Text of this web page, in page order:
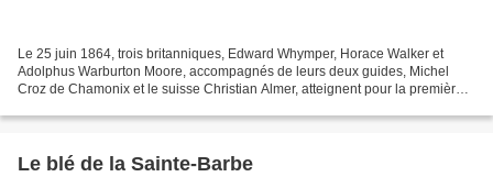
Le 25 juin 1864, trois britanniques, Edward Whymper, Horace Walker et
Adolphus Warburton Moore, accompagnés de leurs deux guides, Michel
Croz de Chamonix et le suisse Christian Almer, atteignent pour la première
Le blé de la Sainte-Barbe